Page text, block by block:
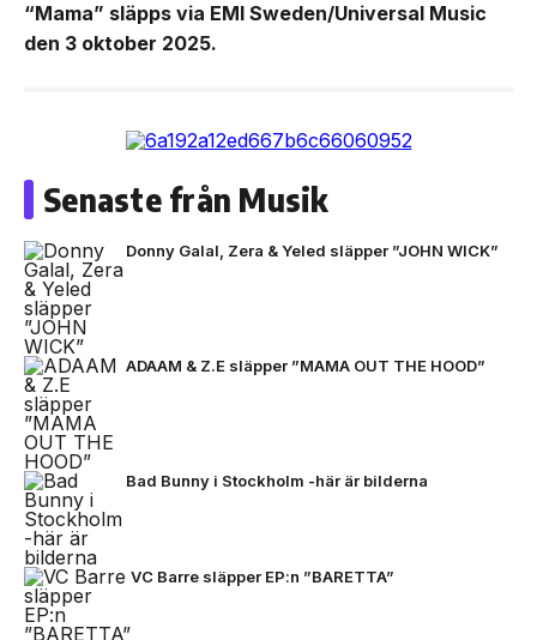
“Mama” släpps via EMI Sweden/Universal Music
den 3 oktober 2025.
Senaste från Musik
Donny Galal, Zera & Yeled släpper ”JOHN WICK”
ADAAM & Z.E släpper ”MAMA OUT THE HOOD”
Bad Bunny i Stockholm -här är bilderna
VC Barre släpper EP:n ”BARETTA”